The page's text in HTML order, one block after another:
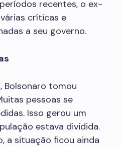
recentes, o ex-
críticas e
a seu governo.
Bolsonaro tomou
pessoas se
Isso gerou um
estava dividida.
a situação ficou ainda